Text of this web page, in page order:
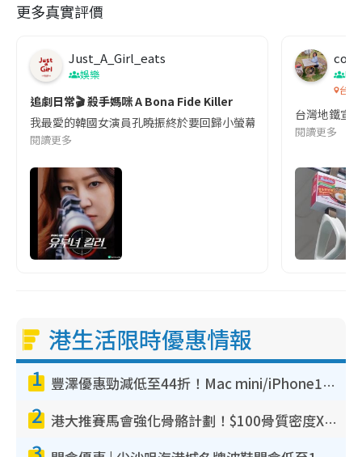
更多真實評價
Just_A_Girl_eats
娛樂
追劇日常🎬 殺手媽咪 A Bona Fide Killer
我最愛的韓國女演員孔曉振終於要回歸小螢幕啦!這次的劇本改編
閱讀更多
co
吹
台灣
台灣地鐵宣
閱讀更多
港生活限時優惠情報
1 豐澤優惠勁減低至44折！Mac mini/iPhone17Pro大減價！廚房家電$220起
2 港大推賽馬會強化骨骼計劃！$100骨質密度X光檢查 完成免費運動訓練送超市禮券！附參加資格